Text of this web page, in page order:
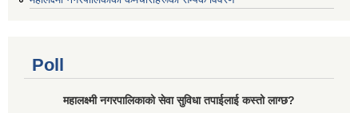
Poll
महालक्ष्मी नगरपालिकाको सेवा सुविधा तपाईलाई कस्तो लाग्छ?